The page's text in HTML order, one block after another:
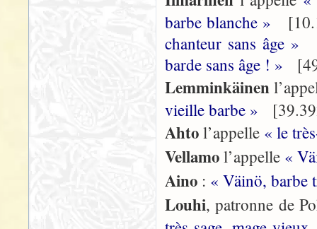
barbe blanche »
chanteur sans âge »
barde sans âge ! »
Lemminkäinen
vieille barbe »
Ahto l’appelle « le
Vellamo l’appelle «
Aino : « Väinö, barbe
Louhi, patronne de